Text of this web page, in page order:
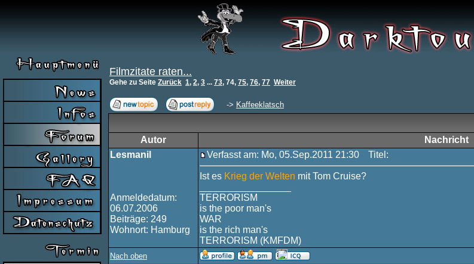
Filmzitate raten...
Gehe zu Seite Zurück 1, 2, 3 ... 73, 74, 75, 76, 77 Weiter
-> Kaffeeklatsch
Autor
Nachricht
Lesmanil
Anmeldedatum:
06.07.2006
Beiträge: 249
Wohnort: Hamburg
Verfasst am: Mo, 05.Sep.2011 21:30 Titel:
Ist es Krieg der Welten mit Tom Cruise?
TERRORISM
is the poor man's
WAR
is the rich man's
TERRORISM (KMFDM)
Nach oben